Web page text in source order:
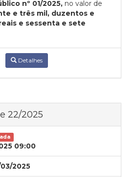
nº 01/2025, no valor de
e três mil, duzentos e
e sessenta e sete
Detalhes
22/2025
09:00
03/2025